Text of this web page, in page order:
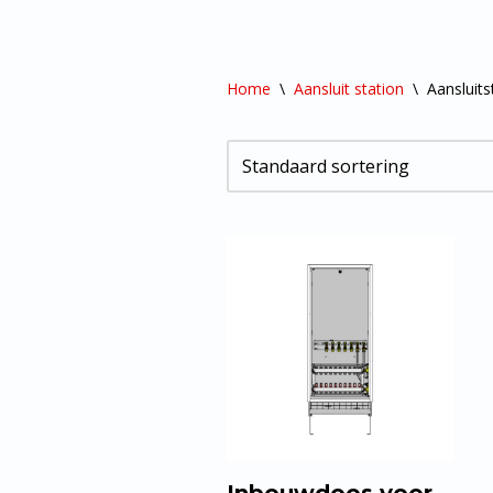
Home \ Aansluit station \